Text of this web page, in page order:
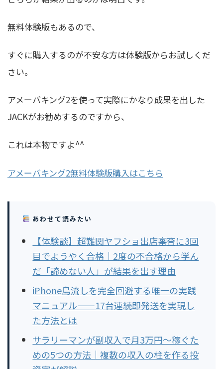
無料体験版もあるので、
すぐに購入するのが不安な方は体験版からお試しくだ
さい。
アメーバキング2を使って実際にかなり成果を出した
JACKがお勧めするのですから、
これは本物ですよ^^
アメーバキング2無料体験版購入はこちら
あわせて読みたい
【体験談】超難関ヤフショ出店審査に3回
目でようやく合格｜2度の不合格から学ん
だ「諦めない人」が結果を出す理由
iPhone島流しを完全回避する唯一の実践
マニュアル——17台連続即発送を実現し
た方法とは
サラリーマンが副収入で月3万円〜稼ぐた
めの5つの方法｜複数の収入の柱を作る投